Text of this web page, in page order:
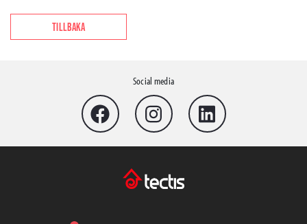
TILLBAKA
Social media